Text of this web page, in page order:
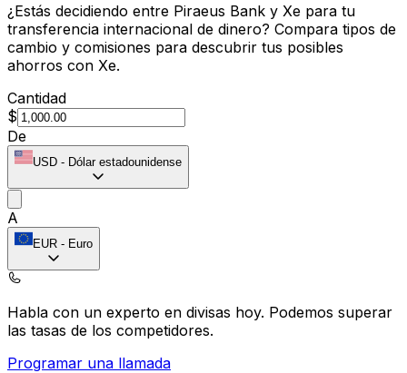
¿Estás decidiendo entre Piraeus Bank y Xe para tu
transferencia internacional de dinero? Compara tipos de
cambio y comisiones para descubrir tus posibles
ahorros con Xe.
Cantidad
$
De
USD - Dólar estadounidense
A
EUR - Euro
Habla con un experto en divisas hoy. Podemos superar
las tasas de los competidores.
Programar una llamada